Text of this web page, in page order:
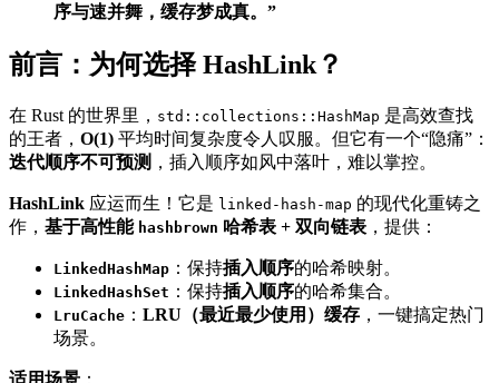
序与速并舞，缓存梦成真。”
前言：为何选择 HashLink？
在 Rust 的世界里， std::collections::HashMap 是高效查找
的王者， O(1) 平均时间复杂度令人叹服。但它有一个“隐痛”：
迭代顺序不可预测 ，插入顺序如风中落叶，难以掌控。
HashLink 应运而生！它是 linked-hash-map 的现代化重铸之
作， 基于高性能 hashbrown 哈希表 + 双向链表 ，提供：
LinkedHashMap ：保持插入顺序的哈希映射。
LinkedHashSet ：保持插入顺序的哈希集合。
LruCache ： LRU（最近最少使用）缓存 ，一键搞定热门
场景。
适用场景 ：